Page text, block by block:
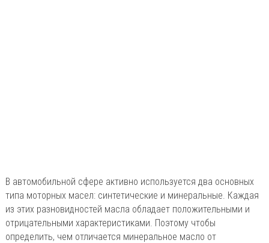
В автомобильной сфере активно используется два основных
типа моторных масел: синтетические и минеральные. Каждая
из этих разновидностей масла обладает положительными и
отрицательными характеристиками. Поэтому чтобы
определить, чем отличается минеральное масло от